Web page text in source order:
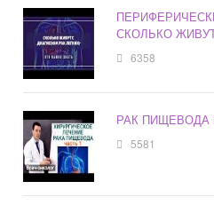
СКОЛЬКО
6358
РАК ПИЩЕВОДА
5581